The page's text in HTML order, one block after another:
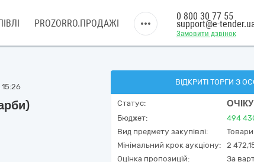
PROZORRO.ПРОДАЖІ
Замовити дзвінок
0 800 30 77 55
support@e-
ВІДКРИТІ ТОРГИ З
Статус:
Бюджет: 494
Вид предмету закупівлі:
Товари
Мінімальний крок аукціону:
2
Оцінка пропозицій:
За